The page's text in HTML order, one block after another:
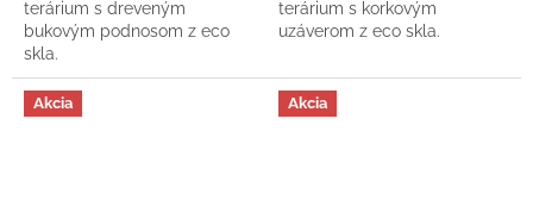
terárium s dreveným
bukovým podnosom z eco
skla.
terárium s korkovým
uzáverom z eco skla.
Akcia Akcia